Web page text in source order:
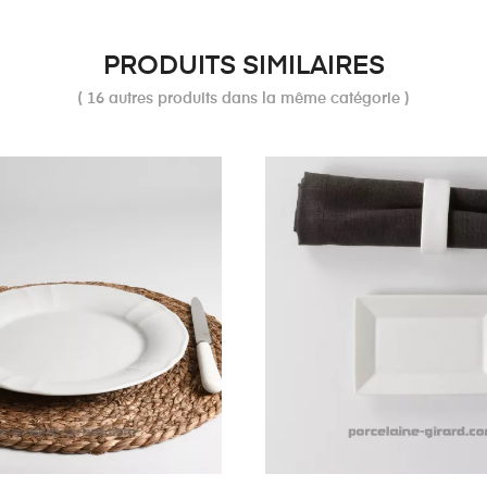
PRODUITS SIMILAIRES
( 16 autres produits dans la même catégorie )